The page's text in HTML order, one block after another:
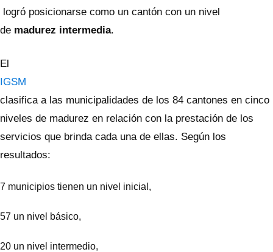
logró posicionarse como un cantón con un nivel
de madurez intermedia.
El
IGSM
clasifica a las municipalidades de los 84 cantones en cinco
niveles de madurez en relación con la prestación de los
servicios que brinda cada una de ellas. Según los
resultados:
7 municipios tienen un nivel inicial,
57 un nivel básico,
20 un nivel intermedio,